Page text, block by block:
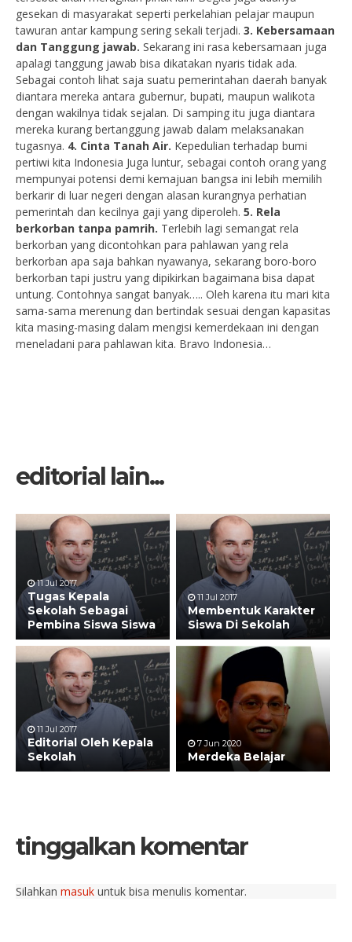
gesekan di masyarakat seperti perkelahian pelajar maupun
tawuran antar kampung sering sekali terjadi. 3. Kebersamaan
dan Tanggung jawab. Sekarang ini rasa kebersamaan juga
apalagi tanggung jawab bisa dikatakan nyaris tidak ada.
Sebagai contoh lihat saja suatu pemerintahan daerah banyak
diantara mereka antara gubernur, bupati, maupun walikota
dengan wakilnya tidak sejalan. Di samping itu juga diantara
mereka kurang bertanggung jawab dalam melaksanakan
tugasnya. 4. Cinta Tanah Air. Kepedulian terhadap bumi
pertiwi kita Indonesia Juga luntur, sebagai contoh orang yang
mempunyai potensi demi kemajuan bangsa ini lebih memilih
berkarir di luar negeri dengan alasan kurangnya perhatian
pemerintah dan kecilnya gaji yang diperoleh. 5. Rela
berkorban tanpa pamrih. Terlebih lagi semangat rela
berkorban yang dicontohkan para pahlawan yang rela
berkorban apa saja bahkan nyawanya, sekarang boro-boro
berkorban tapi justru yang dipikirkan bagaimana bisa dapat
untung. Contohnya sangat banyak….. Oleh karena itu mari kita
sama-sama merenung dan bertindak sesuai dengan kapasitas
kita masing-masing dalam mengisi kemerdekaan ini dengan
meneladani para pahlawan kita. Bravo Indonesia…
editorial lain...
11 Jul 2017
Tugas Kepala
Sekolah Sebagai
Pembina Siswa Siswa
11 Jul 2017
Membentuk Karakter
Siswa Di Sekolah
11 Jul 2017
Editorial Oleh Kepala
Sekolah
7 Jun 2020
Merdeka Belajar
tinggalkan komentar
Silahkan masuk untuk bisa menulis komentar.